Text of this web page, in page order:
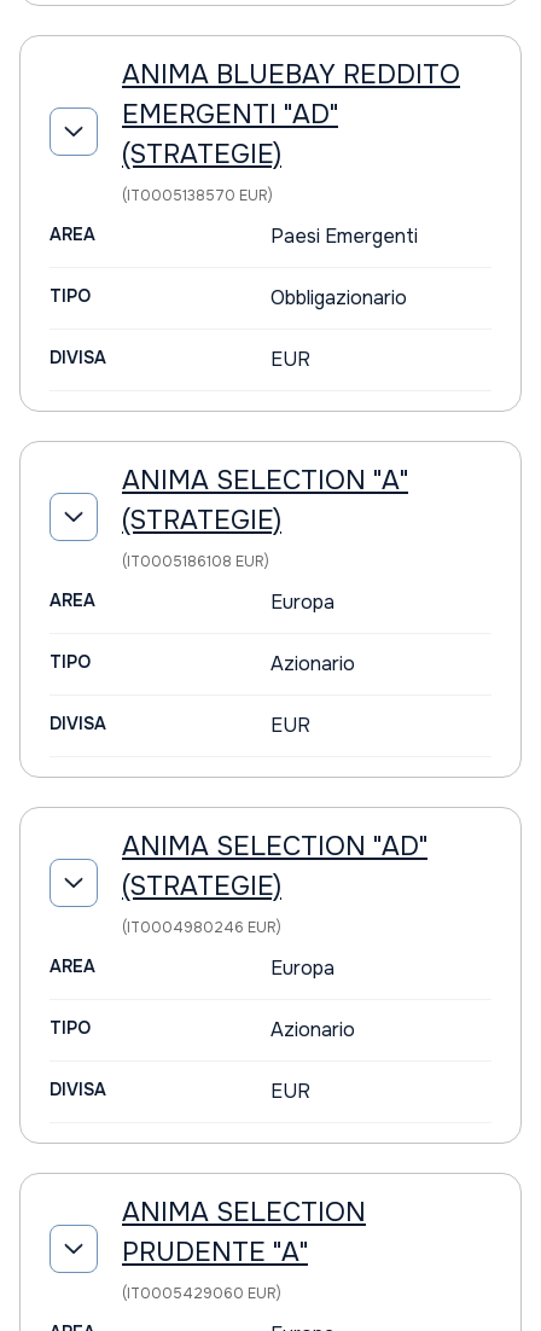
ANIMA BLUEBAY REDDITO
EMERGENTI "AD"
(STRATEGIE)
(IT0005138570 EUR)
AREA Paesi Emergenti
TIPO Obbligazionario
DIVISA EUR
ANIMA SELECTION "A"
(STRATEGIE)
(IT0005186108 EUR)
AREA Europa
TIPO Azionario
DIVISA EUR
ANIMA SELECTION "AD"
(STRATEGIE)
(IT0004980246 EUR)
AREA Europa
TIPO Azionario
DIVISA EUR
ANIMA SELECTION
PRUDENTE "A"
(IT0005429060 EUR)